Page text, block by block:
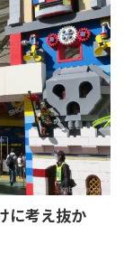
に考え抜か